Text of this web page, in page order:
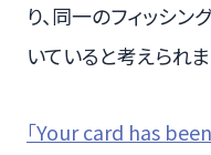
り、同一のフィッシ
いていると考えられま
「Your card has